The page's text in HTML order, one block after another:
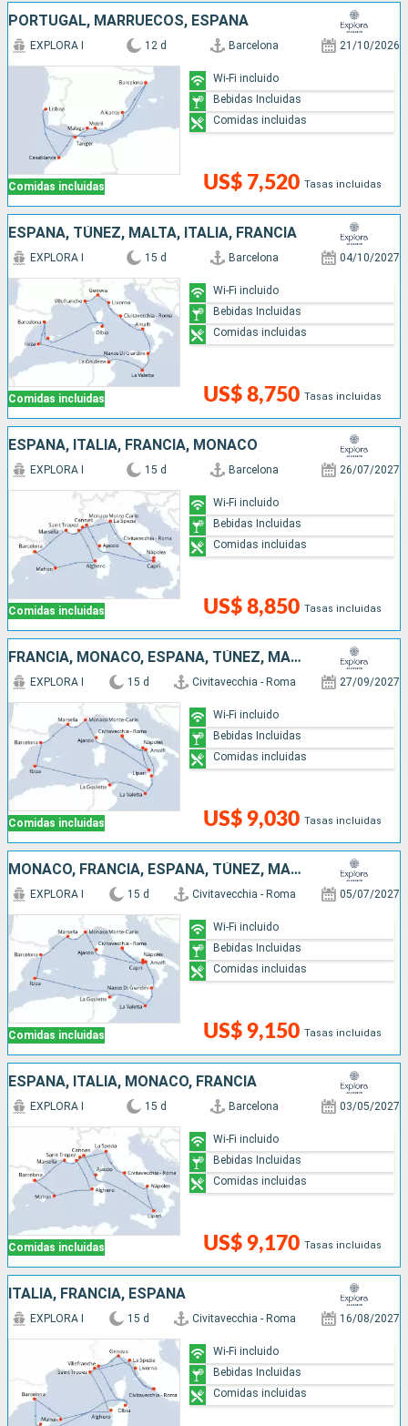
PORTUGAL, MARRUECOS, ESPAÑA
Comidas incluidas
EXPLORA I 12 d Barcelona 21/10/2026
US$ 7,520 Tasas incluidas
Wi-Fi incluido
Bebidas Incluidas
Comidas incluidas
ESPAÑA, TÚNEZ, MALTA, ITALIA, FRANCIA
Comidas incluidas
EXPLORA I 15 d Barcelona 04/10/2027
US$ 8,750 Tasas incluidas
Wi-Fi incluido
Bebidas Incluidas
Comidas incluidas
ESPAÑA, ITALIA, FRANCIA, MONACO
Comidas incluidas
EXPLORA I 15 d Barcelona 26/07/2027
US$ 8,850 Tasas incluidas
Wi-Fi incluido
Bebidas Incluidas
Comidas incluidas
FRANCIA, MONACO, ESPAÑA, TÚNEZ, MALTA, ITALIA
Comidas incluidas
EXPLORA I 15 d Civitavecchia - Roma 27/09/2027
US$ 9,030 Tasas incluidas
Wi-Fi incluido
Bebidas Incluidas
Comidas incluidas
MONACO, FRANCIA, ESPAÑA, TÚNEZ, MALTA, ITALIA
Comidas incluidas
EXPLORA I 15 d Civitavecchia - Roma 05/07/2027
US$ 9,150 Tasas incluidas
Wi-Fi incluido
Bebidas Incluidas
Comidas incluidas
ESPAÑA, ITALIA, MONACO, FRANCIA
Comidas incluidas
EXPLORA I 15 d Barcelona 03/05/2027
US$ 9,170 Tasas incluidas
Wi-Fi incluido
Bebidas Incluidas
Comidas incluidas
ITALIA, FRANCIA, ESPAÑA
EXPLORA I 15 d Civitavecchia - Roma 16/08/2027
Wi-Fi incluido
Bebidas Incluidas
Comidas incluidas